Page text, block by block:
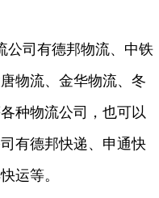
公司有德邦物流、中铁
物流、金华物流、冬
种物流公司，也可以
有德邦快递、申通快
运等。